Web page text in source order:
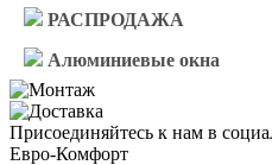
РАСПРОДАЖА
Алюминиевые окна
Присоединяйтесь к нам в
Евро-Комфорт